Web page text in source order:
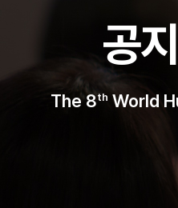
공
The 8th World